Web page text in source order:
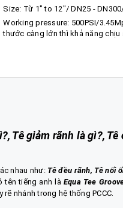
Size: Từ 1″ to 12″/ DN25 -
Working pressure: 500PSI/
thước càng lớn thì khả năng
Tê giảm rãnh là gì?,
nhau như: Tê đều rãnh, Tê nối
tên tiếng anh là Equa Tee
nhánh trong hệ thống PCCC.